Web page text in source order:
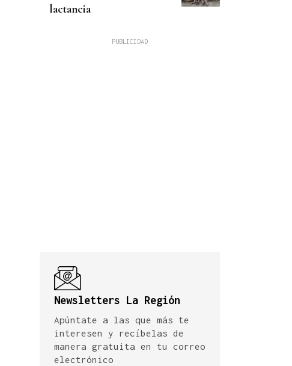
lactancia
Newsletters La Región
Apúntate a las que más te
interesen y recíbelas de
manera gratuita en tu correo
electrónico